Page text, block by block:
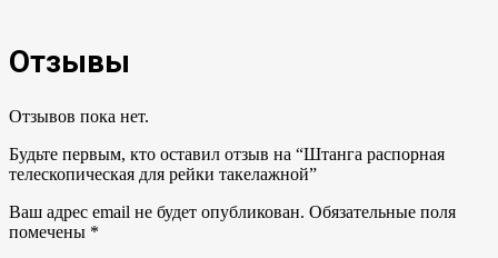
Отзывы
Отзывов пока нет.
Будьте первым, кто оставил отзыв на “Штанга распорная
телескопическая для рейки такелажной”
Ваш адрес email не будет опубликован. Обязательные поля
помечены *